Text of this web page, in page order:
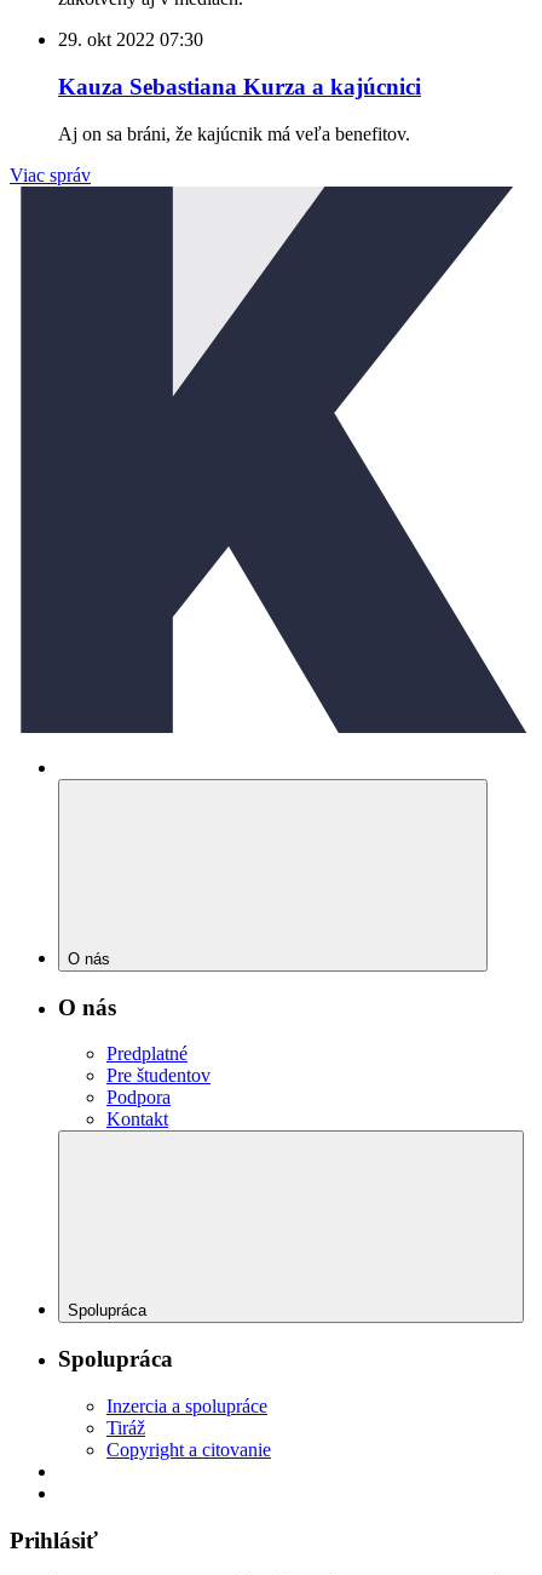
29. okt 2022 07:30
Kauza Sebastiana Kurza a kajúcnici
Aj on sa bráni, že kajúcnik má veľa benefitov.
Viac správ
O nás
O nás
Predplatné
Pre študentov
Podpora
Kontakt
Spolupráca
Spolupráca
Inzercia a spolupráce
Tiráž
Copyright a citovanie
Prihlásiť